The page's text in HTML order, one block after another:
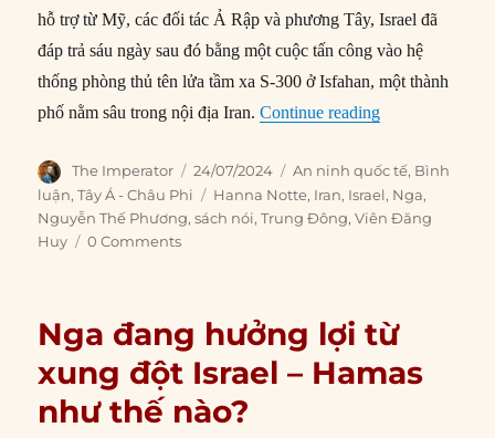
hỗ trợ từ Mỹ, các đối tác Ả Rập và phương Tây, Israel đã
đáp trả sáu ngày sau đó bằng một cuộc tấn công vào hệ
thống phòng thủ tên lửa tầm xa S-300 ở Isfahan, một thành
phố nằm sâu trong nội địa Iran.Continue reading“Nga muốn gì
Author
The Imperator
Posted
on
24/07/2024 Categories
An ninh quốc tế, Bình
luận,Tây Á - Châu Phi Tags
Hanna Notte, Iran, Israel, Nga,
Nguyễn Thế Phương,sách nói,Trung Đông,Viên Đăng
Huy
0 Comments
Nga đang hưởng lợi từ
xung đột Israel – Hamas
như thế nào?